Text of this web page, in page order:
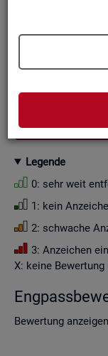
Zah­len­wer­te i. d.
die
Le­gen­de
0: sehr weit
1: kein
2: schwa­che
3: An­zei­chen
X: keine
Be­wer­tung an­zei­gen